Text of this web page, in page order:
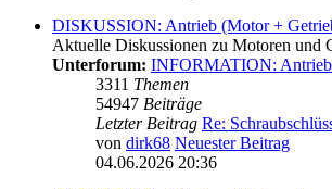
DISKUSSION: Antrieb (Motor +
Aktuelle Diskussionen zu Motoren und
Unterforum: INFORMATION:
3311 Themen
54947 Beiträge
Letzter Beitrag Re:
von dirk68 Neuester Beitrag
04.06.2026 20:36